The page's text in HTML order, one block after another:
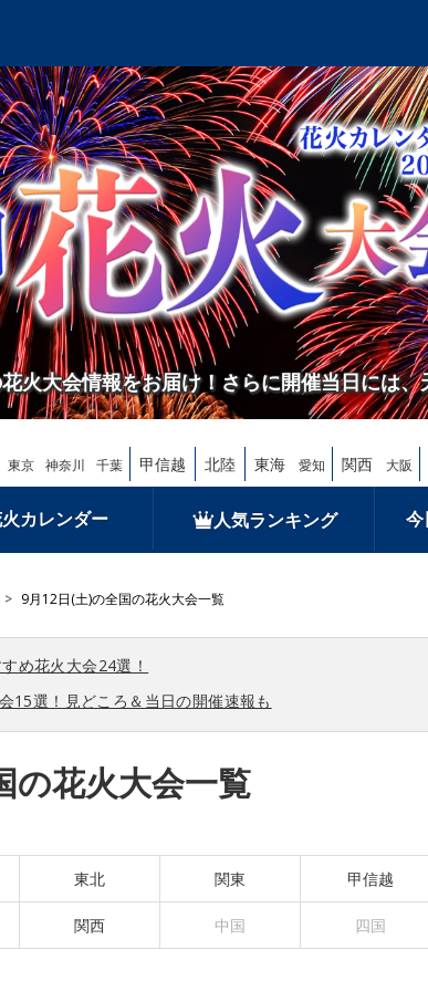
火大会情報をお届け！さらに開催当日には、
東京 神奈川 千葉 甲信越 北陸 東海 愛知 関西 大阪
カレンダー 人気ランキング 今
9月12日(土)の全国の花火大会一覧
め花火大会24選！
15選！見どころ＆当日の開催速報も
の花火大会一覧
東北 関東 甲信越
関西 中国 四国